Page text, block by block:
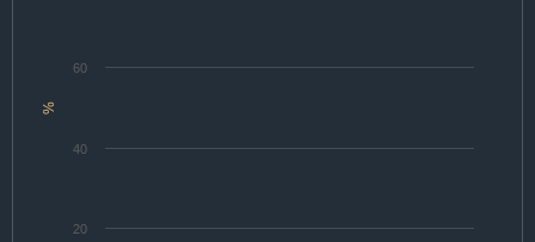
%
20
40
60